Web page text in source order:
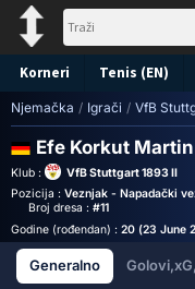
Korneri Tenis (EN)
Njemačka / Igrači / VfB
Efe Korkut Martin
Klub : VfB Stuttgart 1893 II
Pozicija : Veznjak - Napadački
Broj dresa : #11
Godine (rođendan) : 20 (23 June
Generalno